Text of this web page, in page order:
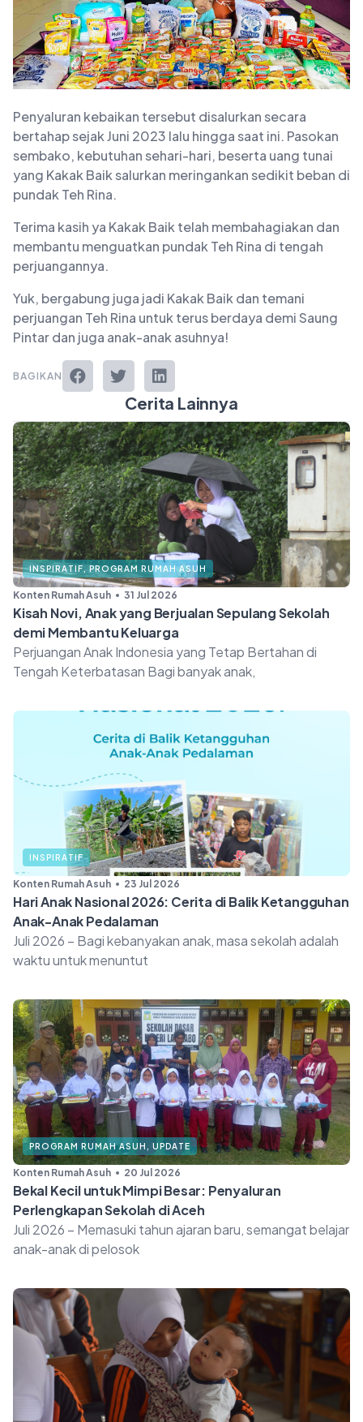
Penyaluran kebaikan tersebut disalurkan secara
bertahap sejak Juni 2023 lalu hingga saat ini. Pasokan
sembako, kebutuhan sehari-hari, beserta uang tunai
yang Kakak Baik salurkan meringankan sedikit beban di
pundak Teh Rina.
Terima kasih ya Kakak Baik telah membahagiakan dan
membantu menguatkan pundak Teh Rina di tengah
perjuangannya.
Yuk, bergabung juga jadi Kakak Baik dan temani
perjuangan Teh Rina untuk terus berdaya demi Saung
Pintar dan juga anak-anak asuhnya!
BAGIKAN
Cerita Lainnya
INSPIRATIF,PROGRAM RUMAH ASUH
Konten Rumah Asuh 31 Jul 2026
Kisah Novi, Anak yang Berjualan Sepulang Sekolah
demi Membantu Keluarga
Perjuangan Anak Indonesia yang Tetap Bertahan di
Tengah Keterbatasan Bagi banyak anak,
INSPIRATIF
Konten Rumah Asuh 23 Jul 2026
Hari Anak Nasional 2026: Cerita di Balik Ketangguhan
Anak-Anak Pedalaman
Juli 2026 – Bagi kebanyakan anak, masa sekolah adalah
waktu untuk menuntut
PROGRAM RUMAH ASUH , UPDATE
Konten Rumah Asuh 20 Jul 2026
Bekal Kecil untuk Mimpi Besar: Penyaluran
Perlengkapan Sekolah di Aceh
Juli 2026 – Memasuki tahun ajaran baru, semangat belajar
anak-anak di pelosok